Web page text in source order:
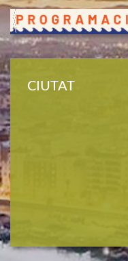
Previous
CIUTAT